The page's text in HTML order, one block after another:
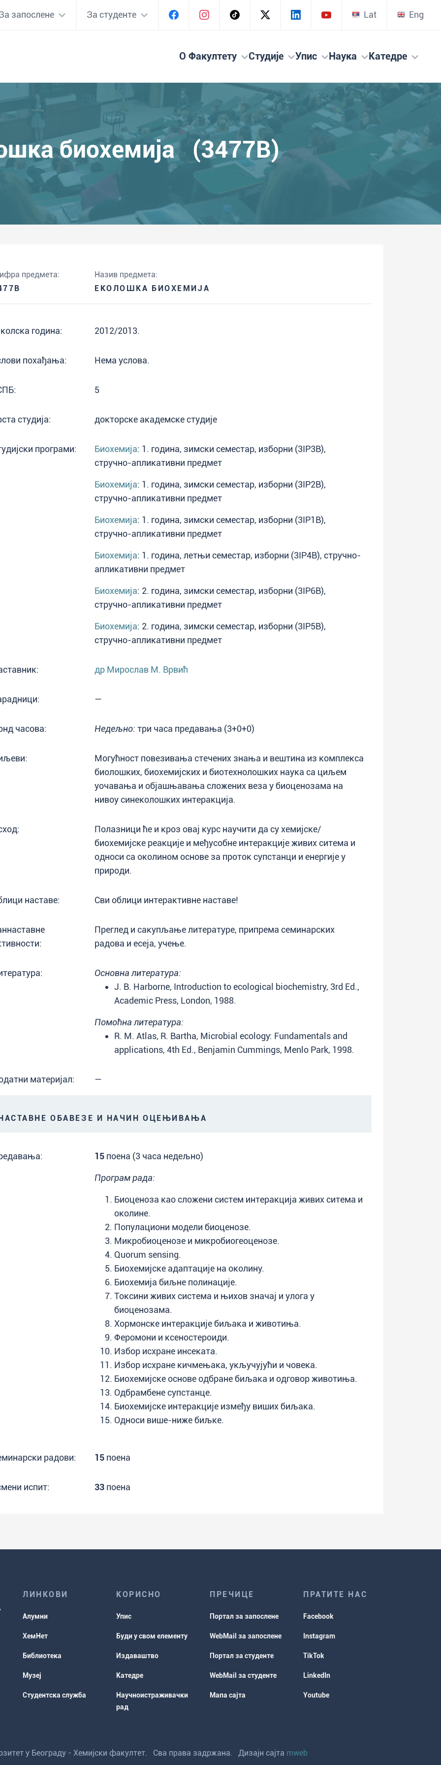
запослене За студенте Lat Eng
О Факултету Студије Упис Наука Катедре
биохемија (3477B)
предмета:
Назив предмета:
ЕКОЛОШКА БИОХЕМИЈА
година: 2012/2013.
похађања: Нема услова.
5
студија: докторске академске студије
програми: Биохемија: 1. година, зимски семестар, изборни (3IP3B),
стручно-апликативни предмет
Биохемија: 1. година, зимски семестар, изборни (3IP2B),
стручно-апликативни предмет
Биохемија: 1. година, зимски семестар, изборни (3IP1B),
стручно-апликативни предмет
Биохемија: 1. година, летњи семестар, изборни (3IP4B), стручно-
апликативни предмет
Биохемија: 2. година, зимски семестар, изборни (3IP6B),
стручно-апликативни предмет
Биохемија: 2. година, зимски семестар, изборни (3IP5B),
стручно-апликативни предмет
др Мирослав М. Врвић
—
часова: Недељно: три часа предавања (3+0+0)
Могућност повезивања стечених знања и вештина из комплекса
биолошких, биохемијских и биотехнолошких наука са циљем
уочавања и објашњавања сложених веза у биоценозама на
нивоу синеколошких интеракција.
Полазници ће и кроз овај курс научити да су хемијске/
биохемијске реакције и међусобне интеракције живих ситема и
односи са околином основе за проток супстанци и енергије у
природи.
наставе: Сви облици интерактивне наставе!
Преглед и сакупљање литературе, припрема семинарских
радова и есеја, учење.
Основна литература:
J. B. Harborne, Introduction to ecological biochemistry, 3rd Ed.,
Academic Press, London, 1988.
Помоћна литература:
R. M. Atlas, R. Bartha, Microbial ecology: Fundamentals and
applications, 4th Ed., Benjamin Cummings, Menlo Park, 1998.
материјал: —
ОБАВЕЗЕ И НАЧИН ОЦЕЊИВАЊА
15 поена (3 часа недељно)
Програм рада:
Биоценоза као сложени систем интеракција живих ситема и
околине.
Популациони модели биоценозе.
Микробиоценозе и микробиогеоценозе.
Quorum sensing.
Биохемијске адаптације на околину.
Биохемија биљне полинације.
Токсини живих система и њихов значај и улога у
биоценозама.
Хормонске интеракције биљака и животиња.
Феромони и ксеностероиди.
Избор исхране инсеката.
Избор исхране кичмењака, укључујући и човека.
Биохемијске основе одбране биљака и одговор животиња.
Одбрамбене супстанце.
Биохемијске интеракције између виших биљака.
Односи више-ниже биљке.
радови: 15 поена
испит: 33 поена
ЛИНКОВИ
Алумни
ХемНет
Библиотека
Музеј
Студентска служба
КОРИСНО
Упис
Буди у свом елементу
Издаваштво
Катедре
Научноистраживачки
рад
ПРЕЧИЦЕ
Портал за запослене
WebMail за запослене
Портал за студенте
WebMail за студенте
Мапа сајта
ПРАТИТЕ НАС
Facebook
Instagram
TikTok
LinkedIn
Youtube
у Београду - Хемијски факултет. Сва права задржана. Дизајн сајта mweb